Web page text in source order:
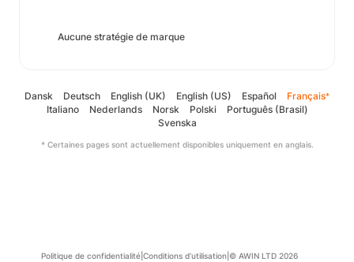
Aucune stratégie de marque
Dansk Deutsch English (UK) English (US) Español Français*
Italiano Nederlands Norsk Polski
Português (Brasil)
Svenska
* Certaines pages sont actuellement disponibles uniquement en anglais.
Politique de confidentialité| Conditions d’utilisation| © AWIN LTD 2026